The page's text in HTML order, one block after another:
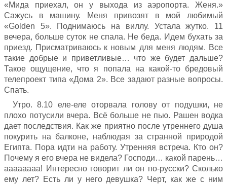
«Мида приехал, он у выхода из аэропорта. Женя.»
Сажусь в машину. Меня привозят в мой любимый
«Golden 5». Поднимаюсь на виллу. Устала жутко. 11
вечера, больше суток не спала. Не беда. Идем бухать за
приезд. Присматриваюсь к новым для меня людям. Все
такие добрые и приветливые… что же будет дальше?
Такое ощущение, что я попала на какой-то бредовый
телепроект типа «Дома 2». Все задают разные вопросы.
Спать.
Утро. 8.10 еле-еле оторвала голову от подушки, не
плохо потусили вчера. Всё больше не пью. Рашен водка
дает последствия. Как же приятно после утреннего душа
покурить на балконе, наблюдая за странной природой
Египта. Пора идти на работу. Утренняя встреча. Кто он?
Почему я его вчера не видела? Господи… какой парень…
аааааааа! Интересно говорит ли он по-русски? Сколько
ему лет? Есть ли у него девушка? Черт, как же с ним